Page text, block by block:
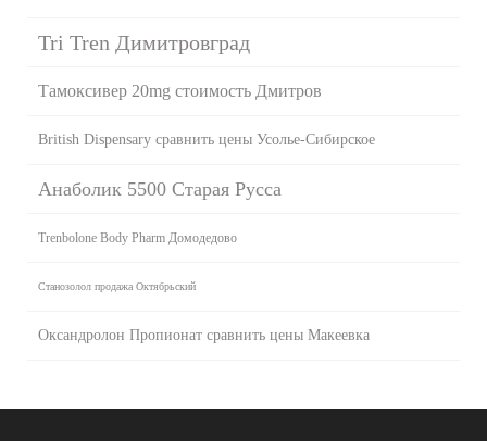
Tri Tren Димитровград
Тамоксивер 20mg стоимость Дмитров
British Dispensary сравнить цены Усолье-Сибирское
Анаболик 5500 Старая Русса
Trenbolone Body Pharm Домодедово
Станозолол продажа Октябрьский
Оксандролон Пропионат сравнить цены Макеевка